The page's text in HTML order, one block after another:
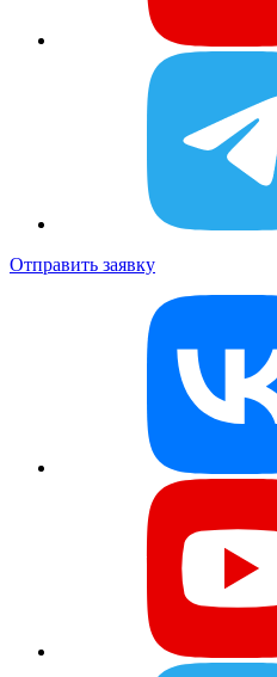
Отправить заявку